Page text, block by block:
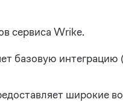
сервиса Wrike.
базовую
широкие